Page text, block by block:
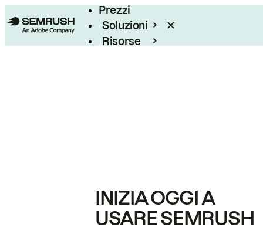
Prezzi
Soluzioni
Risorse
INIZIA OGGI A
USARE SEMRUSH